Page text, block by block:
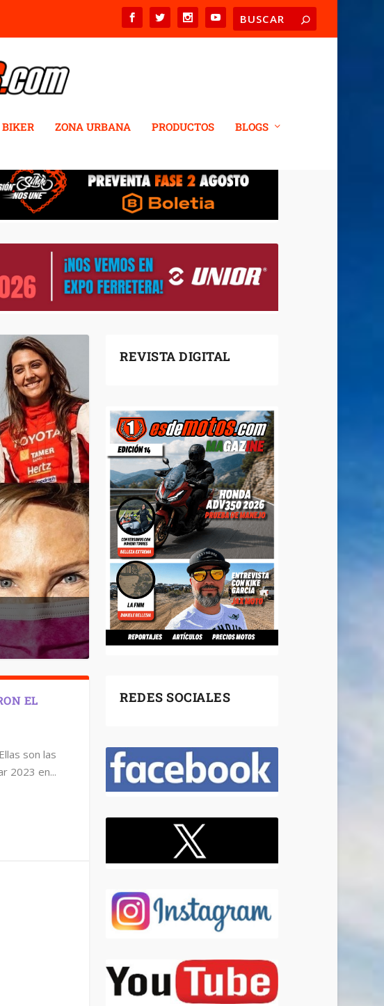
ZONA URBANA PRODUCTOS BLOGS
EL
son las
2023 en...
REVISTA DIGITAL
REDES SOCIALES